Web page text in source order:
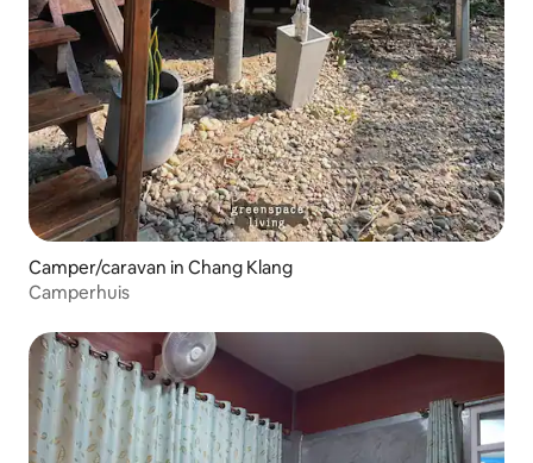
Camper/caravan in Chang Klang
Camperhuis